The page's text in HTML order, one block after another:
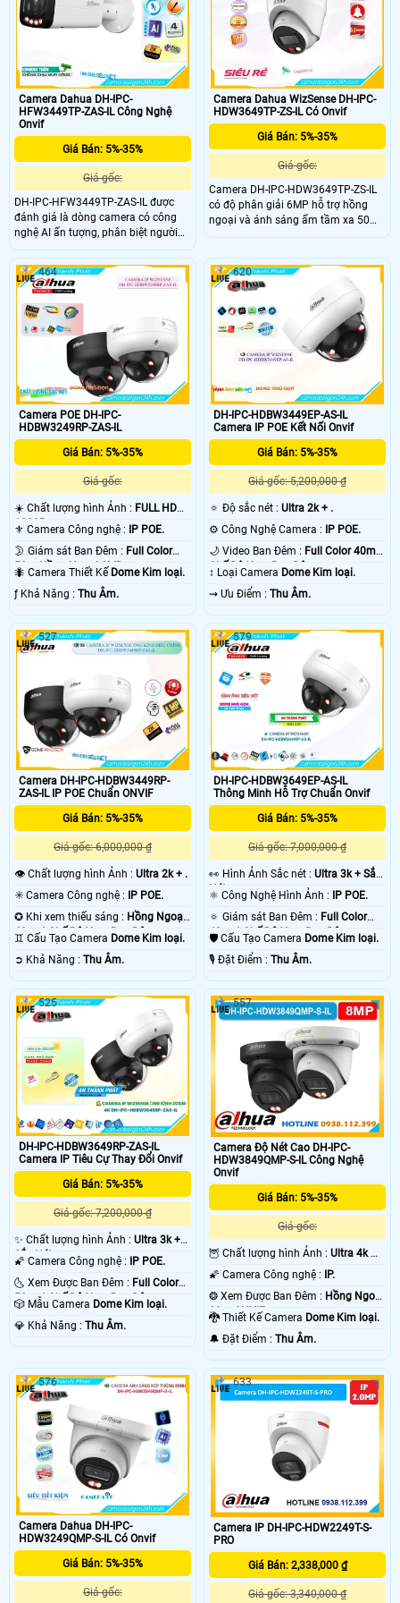
của người và xe cho trải nghiệm
giám sát toàn diện.
Camera Dahua DH-IPC-
HFW3449TP-ZAS-IL Công Nghệ
Onvif
Giá Bán: 5%-35%
Giá gốc:
DH-IPC-HFW3449TP-ZAS-IL được
đánh giá là dòng camera có công
nghệ AI ấn tượng, phân biệt người
và xe và các tính năng ấn tượng
khác, ống kính có độ phân giải
4.0MP hình ảnh sắc nét, chuẩn
chống nước IP 67, chống và đạp IK
10, khe thẻ nhớ 512GB, chuẩn nén
H.265+
Camera Dahua WizSense DH-IPC-
HDW3649TP-ZS-IL Có Onvif
Giá Bán: 5%-35%
Giá gốc:
Camera DH-IPC-HDW3649TP-ZS-IL
có độ phân giải 6MP hỗ trợ hồng
ngoại và ánh sáng ấm tầm xa 50m.
Tich hợp mic thu âm chân thực,
động chính xác của người và
phương tiện. Đồng thời hỗ trợ lưu trữ
qua thẻ nhớ tối da 512Gb
Camera POE DH-IPC-
HDBW3249RP-ZAS-IL
Giá Bán: 5%-35%
Giá gốc:
☀️ Chất lượng hình Ảnh : FULL HD
1080P .
⚜️ Camera Công nghệ :
IP POE.
🌛 Giám sát Ban Đêm : Full Color
50m Hồng Ngoại SMD.
🐜 Camera Thiết Kế Dome Kim loại.
️ƒ Khả Năng : Thu Âm.
464
DH-IPC-HDBW3449EP-AS-IL
Camera IP POE Kết Nối Onvif
Giá Bán: 5%-35%
Giá gốc: 5,200,000 ₫
🔅 Độ sắc nét :Ultra 2k + .
⚙ Công Nghệ Camera :
IP POE.
🌙 Video Ban Đêm : Full Color 40m 4
Chế Độ Xem Ban Đêm.
↕️ Loại Camera Dome Kim loại.
️⇝ Ưu Điểm :Thu Âm.
620
Camera DH-IPC-HDBW3449RP-
ZAS-IL IP POE Chuẩn ONVIF
Giá Bán: 5%-35%
Giá gốc: 6,000,000 ₫
👁 Chất lượng hình Ảnh : Ultra 2k + .
✳️ Camera Công nghệ :
IP POE.
✪ Khi xem thiếu sáng : Hồng Ngoại
40m 4 Chế Độ Xem Ban Đêm.
♊ Cấu Tạo Camera Dome Kim loại.
️➲ Khả Năng : Thu Âm.
527
DH-IPC-HDBW3649EP-AS-IL
Thông Minh Hỗ Trợ Chuẩn Onvif
Giá Bán: 5%-35%
Giá gốc: 7,000,000 ₫
️👀 Hình Ảnh Sắc nét :Ultra 3k + Sắc
Nét .
⚛️ Công Nghệ Hình Ảnh :
IP POE.
🔅 Giám sát Ban Đêm : Full Color
40m 4 Chế Độ Xem Ban Đêm.
🛡 Cấu Tạo Camera Dome Kim loại.
️🎙 Đặt Điểm :Thu Âm.
579
DH-IPC-HDBW3649RP-ZAS-IL
Camera IP Tiêu Cự Thay Đổi Onvif
Giá Bán: 5%-35%
Giá gốc: 7,200,000 ₫
✨ Chất lượng hình Ảnh : Ultra 3k +
Sắc Nét .
🌠 Camera Công nghệ : IP POE.
🌜 Xem Được Ban Đêm : Full Color
50m 4 Chế Độ Xem Ban Đêm.
🎲 Mẫu Camera Dome Kim loại.
️💎 Khả Năng : Thu Âm.
525
Camera Độ Nét Cao DH-IPC-
HDW3849QMP-S-IL Công Nghệ
Onvif
Giá Bán: 5%-35%
Giá gốc:
🦉 Chất lượng hình Ảnh :Ultra 4k 👍🏾
🌠 Camera Công nghệ :
IP.
❂ Xem Được Ban Đêm : Hồng Ngoại
30m ONVIF.
🐉️ Thiết Kế Camera Dome Kim loại.
️🔔 Đặt Điểm :Thu Âm.
557
Camera Dahua DH-IPC-
HDW3249QMP-S-IL Có Onvif
Giá Bán: 5%-35%
Giá gốc:
576
Camera IP DH-IPC-HDW2249T-S-
PRO
Giá Bán: 2,338,000 ₫
Giá gốc: 3,340,000 ₫
633